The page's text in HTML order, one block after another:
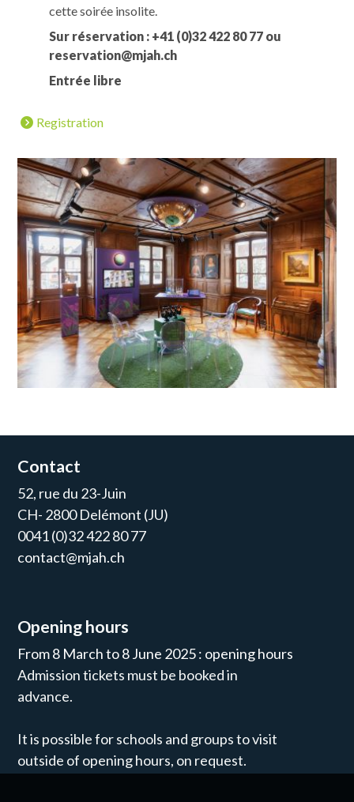
cette soirée insolite.
Sur réservation : +41 (0)32 422 80 77 ou
reservation@mjah.ch
Entrée libre
Registration
Contact
52, rue du 23-Juin
CH- 2800 Delémont (JU)
0041 (0)32 422 80 77
contact@mjah.ch
Opening hours
From 8 March to 8 June 2025 : opening hours
Admission tickets must be booked in
advance.
It is possible for schools and groups to visit
outside of opening hours, on request.